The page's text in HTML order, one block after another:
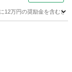
12万円の奨励金を含む